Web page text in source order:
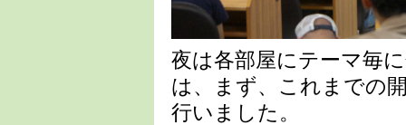
夜は各部屋にテーマ毎
は、まず、これまでの
行いました。